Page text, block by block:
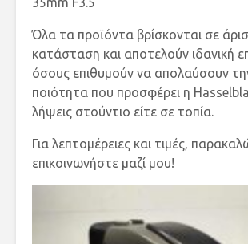
Όλα τα προϊόντα βρίσκονται σε
κατάσταση και αποτελούν ιδανική
όσους επιθυμούν να απολαύσουν
ποιότητα που προσφέρει η
λήψεις στούντιο είτε σε τοπία.
Για λεπτομέρειες και τιμές,
επικοινωνήστε μαζί μου!